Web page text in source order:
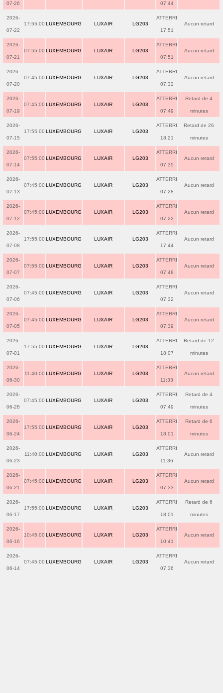
07-26 07:44
2026-
07-22
17:55:00 LUXEMBOURG LUXAIR LG203
ATTERRI
17:51
Aucun retard
2026-
07-21
07:55:00 LUXEMBOURG LUXAIR LG203
ATTERRI
07:51
Aucun retard
2026-
07-20
07:45:00 LUXEMBOURG LUXAIR LG203
ATTERRI
07:32
Aucun retard
2026-
07-19
07:45:00 LUXEMBOURG LUXAIR LG203
ATTERRI
07:49
Retard de 4
minutes
2026-
07-15
17:55:00 LUXEMBOURG LUXAIR LG203
ATTERRI
18:21
Retard de 26
minutes
2026-
07-14
07:55:00 LUXEMBOURG LUXAIR LG203
ATTERRI
07:35
Aucun retard
2026-
07-13
07:45:00 LUXEMBOURG LUXAIR LG203
ATTERRI
07:28
Aucun retard
2026-
07-12
07:45:00 LUXEMBOURG LUXAIR LG203
ATTERRI
07:22
Aucun retard
2026-
07-08
17:55:00 LUXEMBOURG LUXAIR LG203
ATTERRI
17:44
Aucun retard
2026-
07-07
07:55:00 LUXEMBOURG LUXAIR LG203
ATTERRI
07:48
Aucun retard
2026-
07-06
07:45:00 LUXEMBOURG LUXAIR LG203
ATTERRI
07:32
Aucun retard
2026-
07-05
07:45:00 LUXEMBOURG LUXAIR LG203
ATTERRI
07:39
Aucun retard
2026-
07-01
17:55:00 LUXEMBOURG LUXAIR LG203
ATTERRI
18:07
Retard de 12
minutes
2026-
06-30
11:40:00 LUXEMBOURG LUXAIR LG203
ATTERRI
11:33
Aucun retard
2026-
06-28
07:45:00 LUXEMBOURG LUXAIR LG203
ATTERRI
07:49
Retard de 4
minutes
2026-
06-24
17:55:00 LUXEMBOURG LUXAIR LG203
ATTERRI
18:01
Retard de 6
minutes
2026-
06-23
11:40:00 LUXEMBOURG LUXAIR LG203
ATTERRI
11:36
Aucun retard
2026-
06-21
07:45:00 LUXEMBOURG LUXAIR LG203
ATTERRI
07:33
Aucun retard
2026-
06-17
17:55:00 LUXEMBOURG LUXAIR LG203
ATTERRI
18:01
Retard de 6
minutes
2026-
06-16
10:45:00 LUXEMBOURG LUXAIR LG203
ATTERRI
10:41
Aucun retard
2026-
06-14
07:45:00 LUXEMBOURG LUXAIR LG203
ATTERRI
07:36
Aucun retard